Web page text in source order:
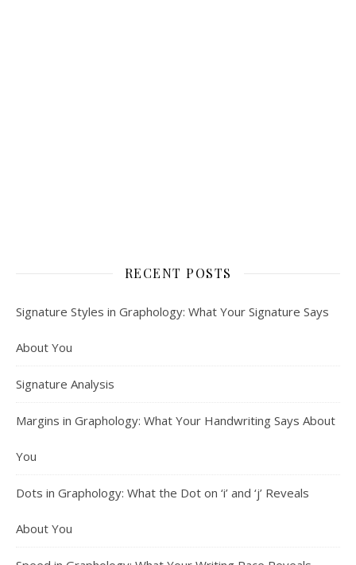
RECENT POSTS
Signature Styles in Graphology: What Your Signature Says
About You
Signature Analysis
Margins in Graphology: What Your Handwriting Says About
You
Dots in Graphology: What the Dot on ‘i’ and ‘j’ Reveals
About You